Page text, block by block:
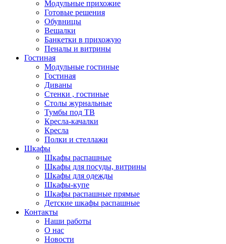
Модульные прихожие
Готовые решения
Обувницы
Вешалки
Банкетки в прихожую
Пеналы и витрины
Гостиная
Модульные гостиные
Гостиная
Диваны
Стенки , гостиные
Столы журнальные
Тумбы под ТВ
Кресла-качалки
Кресла
Полки и стеллажи
Шкафы
Шкафы распашные
Шкафы для посуды, витрины
Шкафы для одежды
Шкафы-купе
Шкафы распашные прямые
Детские шкафы распашные
Контакты
Наши работы
О нас
Новости